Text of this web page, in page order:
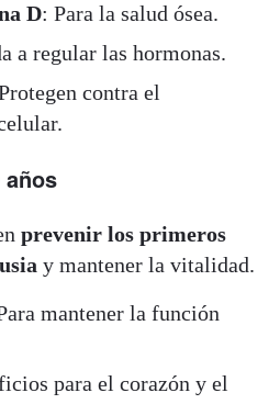
D: Para la salud ósea.
a regular las hormonas.
contra el
años
prevenir los primeros
y mantener la vitalidad.
mantener la función
para el corazón y el